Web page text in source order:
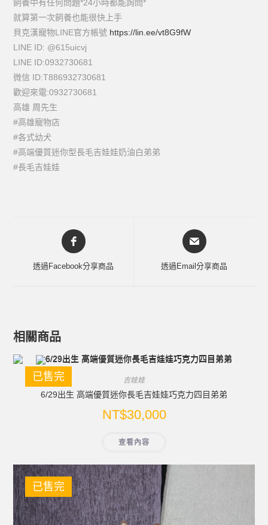
飼養中有任何問題*24小時都能詢問*
就算第一次飼養也能很快上手
貝克漢寵物LINE官方帳號 https://lin.ee/vt8G9fW
LINE ID: @615uicvj
LINE ID:0932730681
微信 ID:T886932730681
歡迎來電:0932730681
高雄 周先生
#高雄寵物店
#各式幼犬
#高端優質迷你型長毛吉娃娃奶油白弟弟
#長毛吉娃娃
透過Facebook分享商品 透過Email分享商品
相關商品
已售完 吉娃娃
6/29出生 高端優質迷你長毛吉娃娃巧克力四目弟弟
NT$30,000
查看內容
已售完